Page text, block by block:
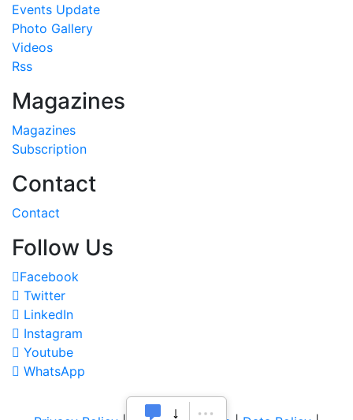
Events Update
Photo Gallery
Videos
Rss
Magazines
Magazines
Subscription
Contact
Contact
Follow Us
Facebook
Twitter
LinkedIn
Instagram
Youtube
WhatsApp